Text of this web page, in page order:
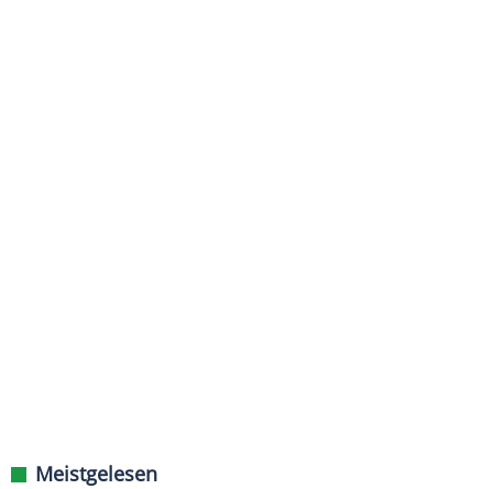
Meistgelesen